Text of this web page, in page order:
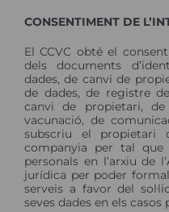
CONSENTIMENT DE
El CCVC obté el
dels documents
dades, de canvi de
de dades, de registre
canvi de propietari,
vacunació, de
subscriu el propietari
companyia per tal que
personals en l’arxiu de
jurídica per poder
serveis a favor del
seves dades en els casos